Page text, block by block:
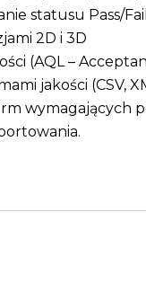
statusu Pass/
2D i 3D
(AQL –
jakości (CSV,
wymagających